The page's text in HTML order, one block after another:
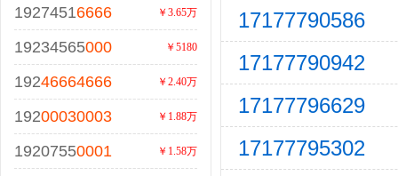
19274516666 ￥3.65万
19234565000 ￥5180
19246664666 ￥2.40万
19200030003 ￥1.88万
19207550001 ￥1.58万
17177790586
17177790942
17177796629
17177795302